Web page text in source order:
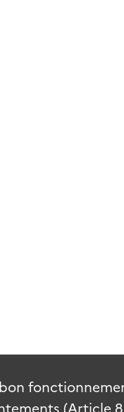
(Article